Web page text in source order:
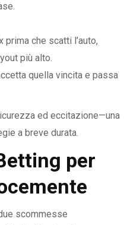
che scatti l’auto,
più alto.
quella vincita e passa
ed eccitazione—una
a breve durata.
per
scommesse